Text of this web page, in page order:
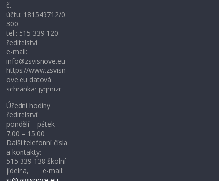
č.
účtu: 181549712/0
300
tel.: 515 339 120
ředitelství
e-mail:
info@zsvisnove.eu
https://www.zsvisn
ove.eu datová
schránka: jyqmizr
Úřední hodiny
ředitelství:
pondělí – pátek
7.00 – 15.00
Další telefonní čísla
a kontakty:
515 339 138 školní
jídelna, e-mail: